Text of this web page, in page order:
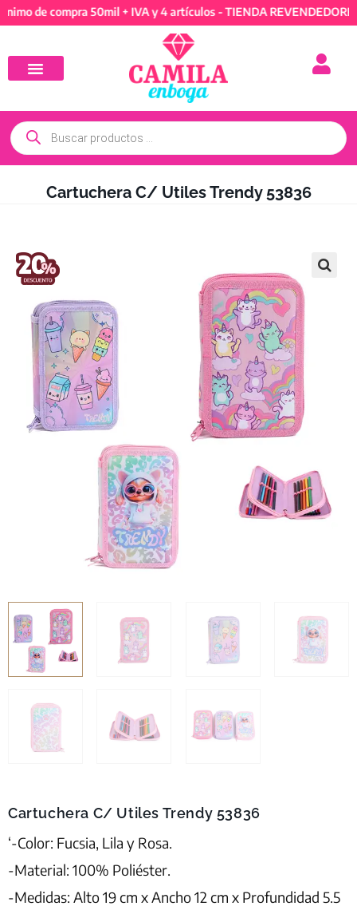
de compra 50mil + IVA y 4 artículos - TIENDA
Cartuchera C/ Utiles Trendy 53836
Cartuchera C/ Utiles Trendy 53836
‘-Color: Fucsia, Lila y Rosa.
-Material: 100% Poliéster.
-Medidas: Alto 19 cm x Ancho 12 cm x Profundidad 5.5